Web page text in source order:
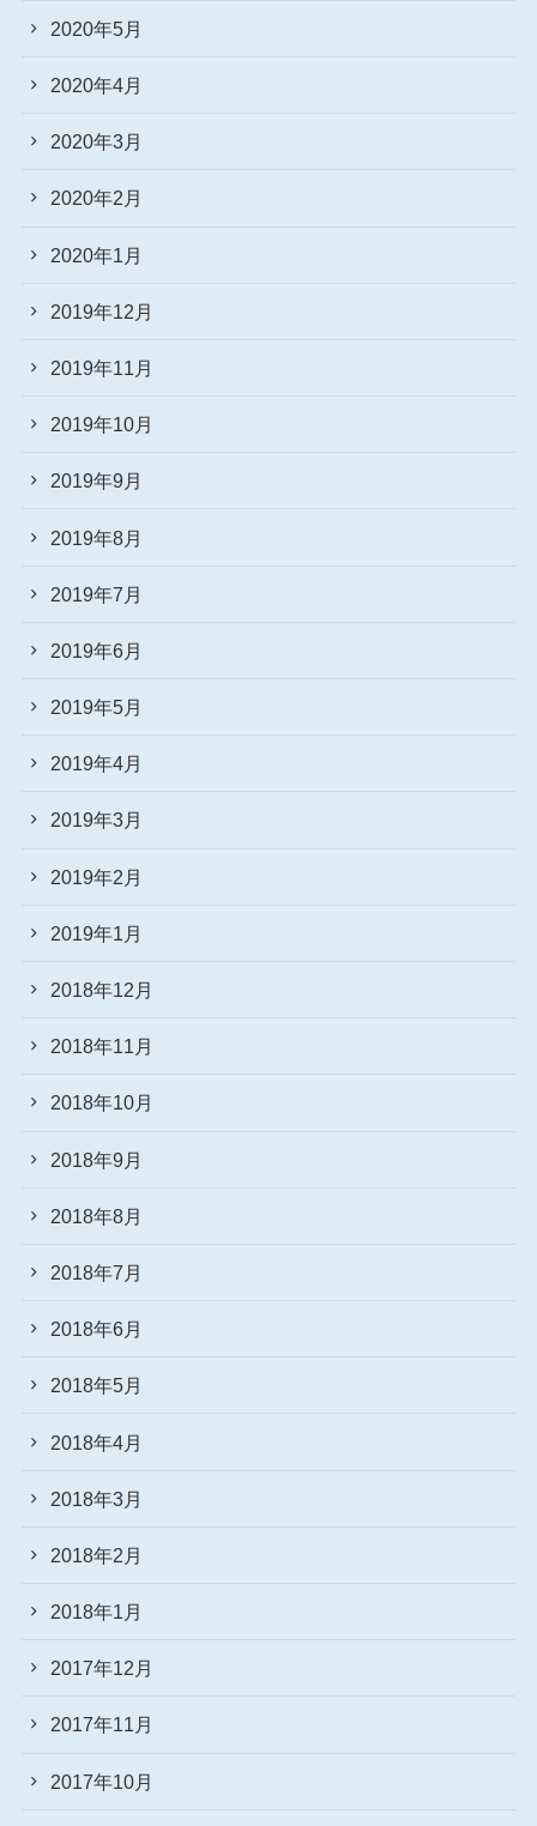
2020年5月
2020年4月
2020年3月
2020年2月
2020年1月
2019年12月
2019年11月
2019年10月
2019年9月
2019年8月
2019年7月
2019年6月
2019年5月
2019年4月
2019年3月
2019年2月
2019年1月
2018年12月
2018年11月
2018年10月
2018年9月
2018年8月
2018年7月
2018年6月
2018年5月
2018年4月
2018年3月
2018年2月
2018年1月
2017年12月
2017年11月
2017年10月